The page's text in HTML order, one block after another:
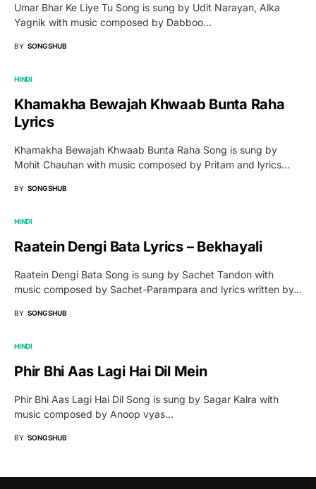
Umar Bhar Ke Liye Tu Song is sung by Udit Narayan, Alka
Yagnik with music composed by Dabboo…
BY SONGSHUB
HINDI
Khamakha Bewajah Khwaab Bunta Raha
Lyrics
Khamakha Bewajah Khwaab Bunta Raha Song is sung by
Mohit Chauhan with music composed by Pritam and lyrics…
BY SONGSHUB
HINDI
Raatein Dengi Bata Lyrics – Bekhayali
Raatein Dengi Bata Song is sung by Sachet Tandon with
music composed by Sachet-Parampara and lyrics written by…
BY SONGSHUB
HINDI
Phir Bhi Aas Lagi Hai Dil Mein
Phir Bhi Aas Lagi Hai Dil Song is sung by Sagar Kalra with
music composed by Anoop vyas…
BY SONGSHUB